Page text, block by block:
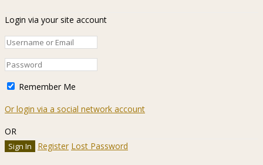
Login via your site account
Remember Me
Or login via a social network account
OR
Register Lost Password